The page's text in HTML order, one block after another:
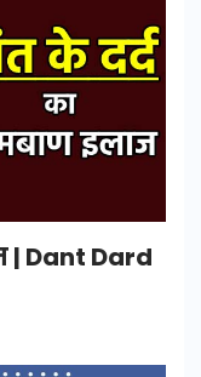
| Dant Dard